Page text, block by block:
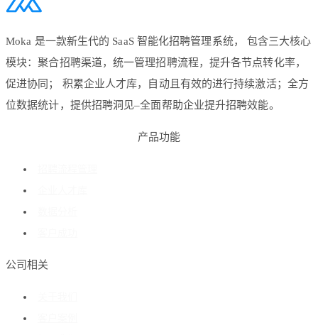
Moka 是一款新生代的 SaaS 智能化招聘管理系统， 包含三大核心
模块：聚合招聘渠道，统一管理招聘流程，提升各节点转化率，
促进协同； 积累企业人才库，自动且有效的进行持续激活；全方
位数据统计，提供招聘洞见–全面帮助企业提升招聘效能。
产品功能
公司相关